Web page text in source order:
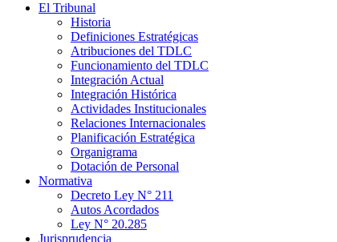
El Tribunal
Historia
Definiciones Estratégicas
Atribuciones del TDLC
Funcionamiento del TDLC
Integración Actual
Integración Histórica
Actividades Institucionales
Relaciones Internacionales
Planificación Estratégica
Organigrama
Dotación de Personal
Normativa
Decreto Ley N° 211
Autos Acordados
Ley N° 20.285
Jurisprudencia